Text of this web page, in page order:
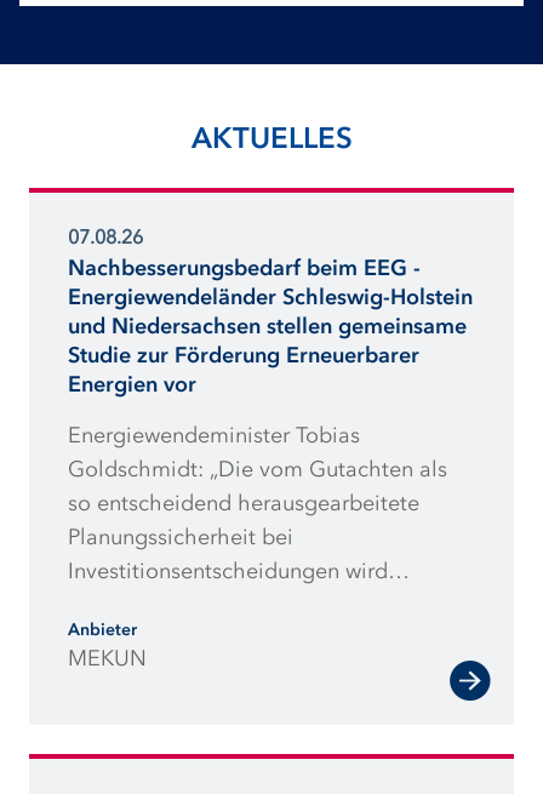
AKTUELLES
07.08.26
Nachbesserungsbedarf beim EEG -
Energiewendeländer Schleswig-Holstein
und Niedersachsen stellen gemeinsame
Studie zur Förderung Erneuerbarer
Energien vor
Energiewendeminister Tobias
Goldschmidt: „Die vom Gutachten als
so entscheidend herausgearbeitete
Planungssicherheit bei
Investitionsentscheidungen wird
Vorbehalt und zu geringe
Anbieter
MEKUN